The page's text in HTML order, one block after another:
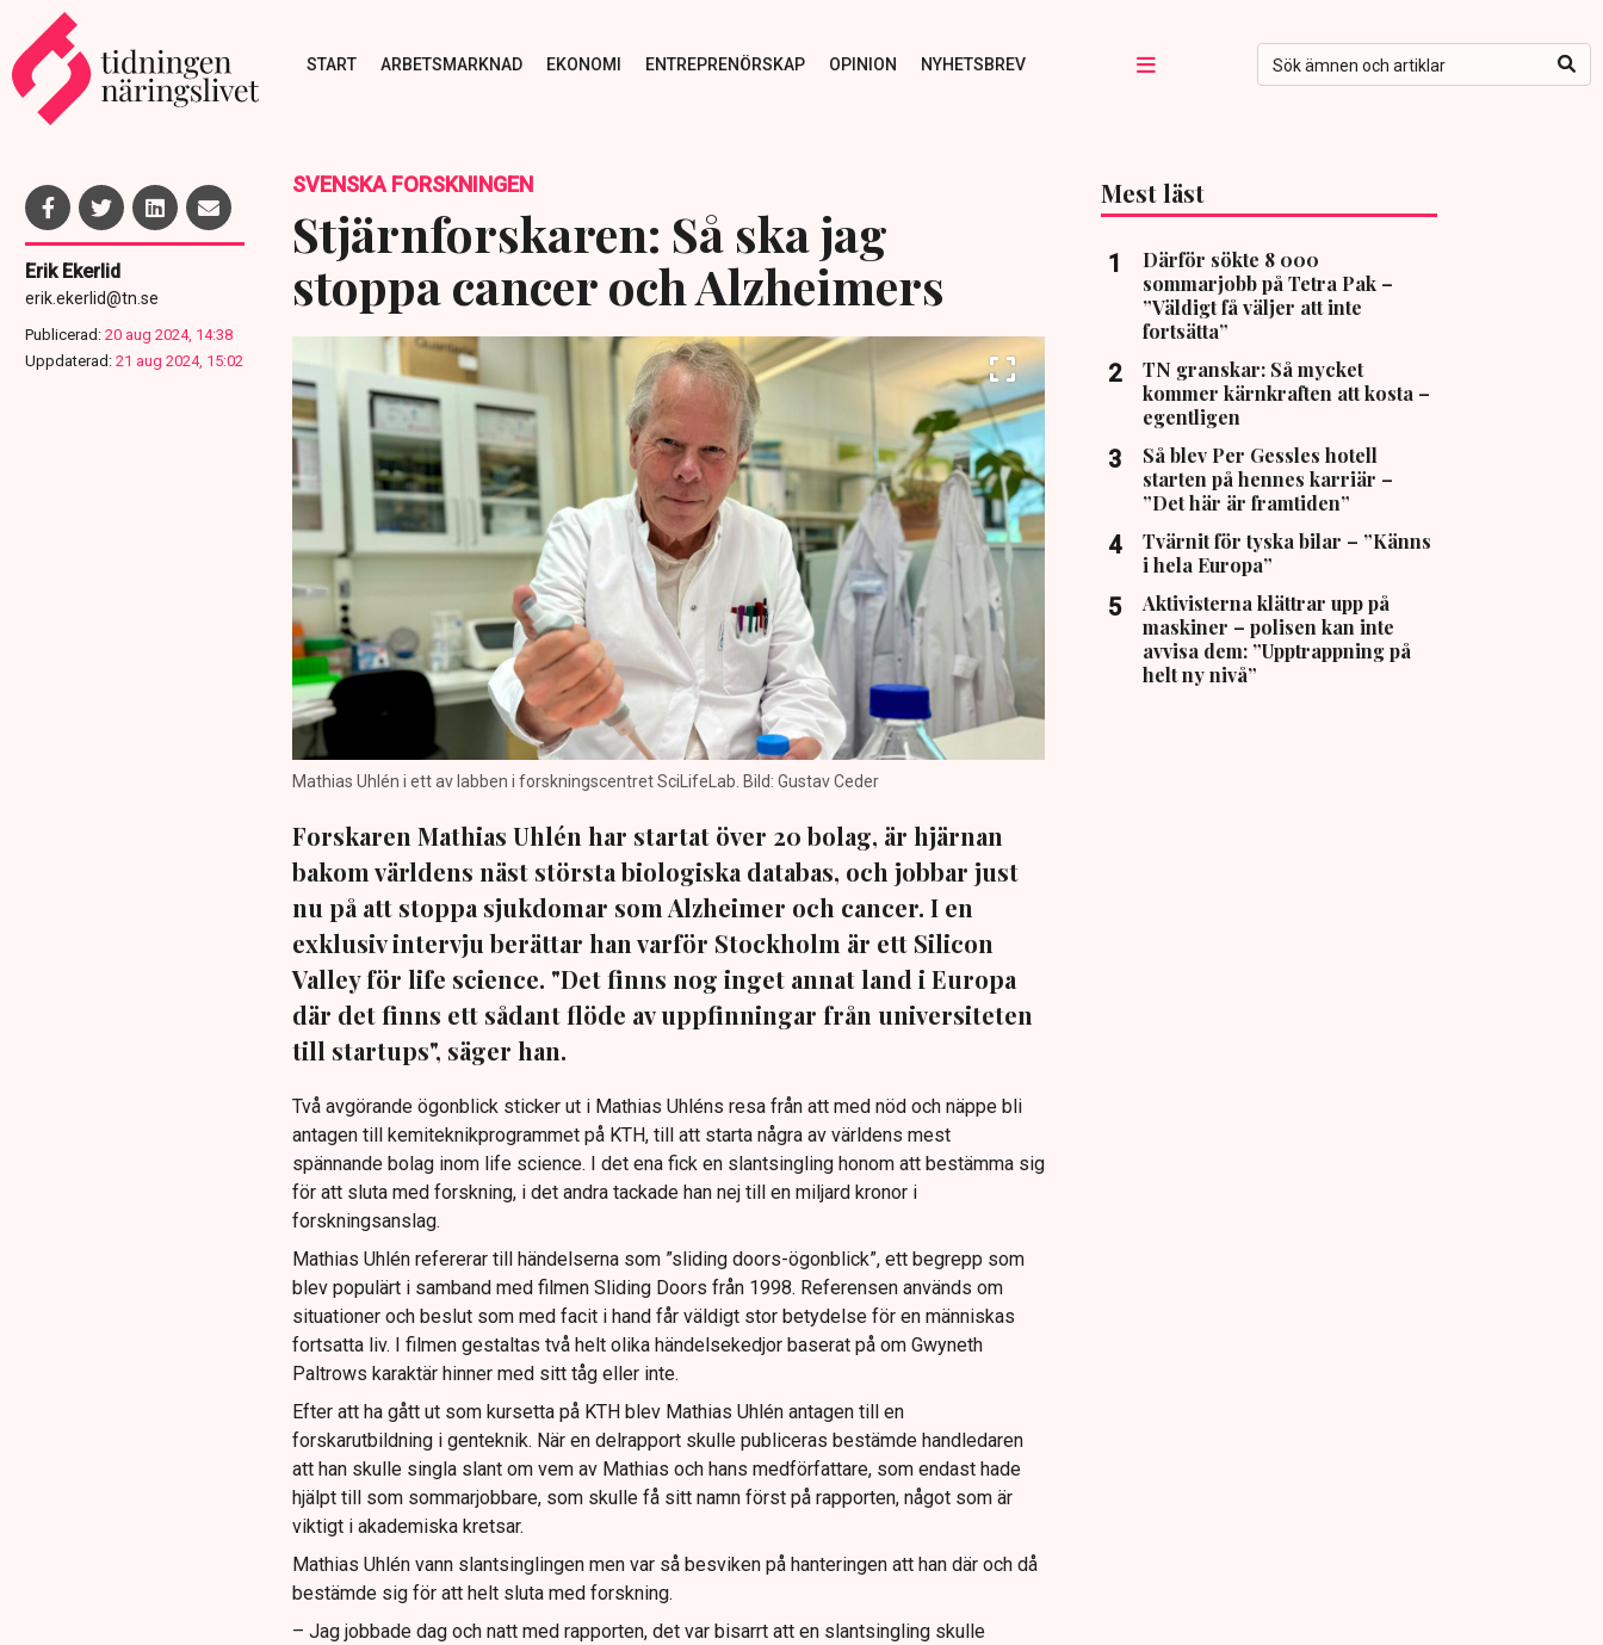
START ARBETSMARKNAD EKONOMI ENTREPRENÖRSKAP OPINION NYHETSBREV
Erik Ekerlid
erik.ekerlid@tn.se
Publicerad: 20 aug 2024, 14:38
Uppdaterad: 21 aug 2024, 15:02
SVENSKA FORSKNINGEN
Stjärnforskaren: Så ska jag
stoppa cancer och Alzheimers
Mathias Uhlén i ett av labben i forskningscentret SciLifeLab. Bild: Gustav Ceder
Forskaren Mathias Uhlén har startat över 20 bolag, är hjärnan
bakom världens näst största biologiska databas, och jobbar just
nu på att stoppa sjukdomar som Alzheimer och cancer. I en
exklusiv intervju berättar han varför Stockholm är ett Silicon
Valley för life science. "Det finns nog inget annat land i Europa
där det finns ett sådant flöde av uppfinningar från universiteten
till startups", säger han.
Två avgörande ögonblick sticker ut i Mathias Uhléns resa från att med nöd och näppe bli
antagen till kemiteknikprogrammet på KTH, till att starta några av världens mest
spännande bolag inom life science. I det ena fick en slantsingling honom att bestämma sig
för att sluta med forskning, i det andra tackade han nej till en miljard kronor i
forskningsanslag.
Mathias Uhlén refererar till händelserna som ”sliding doors-ögonblick”, ett begrepp som
blev populärt i samband med filmen Sliding Doors från 1998. Referensen används om
situationer och beslut som med facit i hand får väldigt stor betydelse för en människas
fortsatta liv. I filmen gestaltas två helt olika händelsekedjor baserat på om Gwyneth
Paltrows karaktär hinner med sitt tåg eller inte.
Efter att ha gått ut som kursetta på KTH blev Mathias Uhlén antagen till en
forskarutbildning i genteknik. När en delrapport skulle publiceras bestämde handledaren
att han skulle singla slant om vem av Mathias och hans medförfattare, som endast hade
hjälpt till som sommarjobbare, som skulle få sitt namn först på rapporten, något som är
viktigt i akademiska kretsar.
Mathias Uhlén vann slantsinglingen men var så besviken på hanteringen att han där och då
bestämde sig för att helt sluta med forskning.
– Jag jobbade dag och natt med rapporten, det var bisarrt att en slantsingling skulle
Mest läst
Därför sökte 8 000
sommarjobb på Tetra Pak –
”Väldigt få väljer att inte
fortsätta”
TN granskar: Så mycket
kommer kärnkraften att kosta –
egentligen
Så blev Per Gessles hotell
starten på hennes karriär –
”Det här är framtiden”
Tvärnit för tyska bilar – ”Känns
i hela Europa”
Aktivisterna klättrar upp på
maskiner – polisen kan inte
avvisa dem: ”Upptrappning på
helt ny nivå”